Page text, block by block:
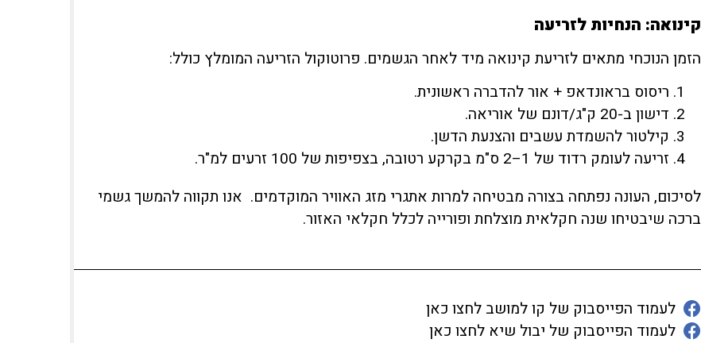
קינואה: הנחיות לזריעה
הזמן הנוכחי מתאים לזריעת קינואה מיד לאחר הגשמים. פרוטוקול הזריעה המומלץ כולל:
ריסוס בראונדאפ + אור להדברה ראשונית.
דישון ב-20 ק"ג/דונם של אוריאה.
קילטור להשמדת עשבים והצנעת הדשן.
זריעה לעומק רדוד של 1–2 ס"מ בקרקע רטובה, בצפיפות של 100 זרעים למ"ר.
לסיכום, העונה נפתחה בצורה מבטיחה למרות אתגרי מזג האוויר המוקדמים. אנו תקווה להמשך גשמי
ברכה שיבטיחו שנה חקלאית מוצלחת ופורייה לכלל חקלאי האזור.
לעמוד הפייסבוק של קו למושב לחצו כאן
לעמוד הפייסבוק של יבול שיא לחצו כאן